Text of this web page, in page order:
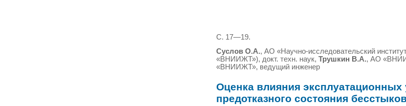
С. 17—19.
Суслов О.А., АО «Научно-исследовательский
«ВНИИЖТ»), докт. техн. наук, Трушкин В.А., АО
«ВНИИЖТ», ведущий инженер
Оценка влияния эксплуатационных
предотказного состояния